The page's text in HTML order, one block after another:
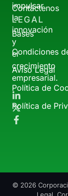
impulsar
la
innovación
y
el
crecimiento
empresarial.
Contáctenos
LEGAL
Bases
Condiciones
Aviso Legal
Política de
Política de
© 2026
Legal.